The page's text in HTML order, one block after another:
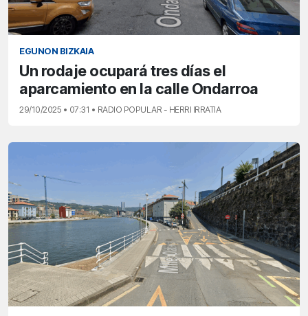
EGUNON BIZKAIA
Un rodaje ocupará tres días el
aparcamiento en la calle Ondarroa
29/10/2025 • 07:31 • RADIO POPULAR - HERRI IRRATIA